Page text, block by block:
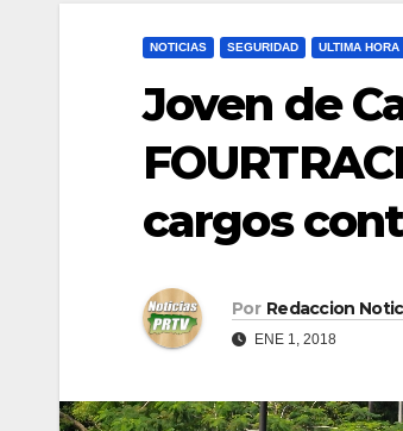
NOTICIAS SEGURIDAD ULTIMA HORA
Joven de
cargos
Por Redaccion
ENE 1, 2018